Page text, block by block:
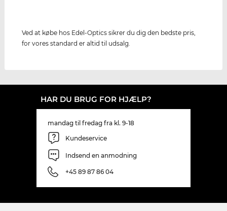
Ved at købe hos Edel-Optics sikrer du dig den bedste pris,
for vores standard er altid til udsalg.
HAR DU BRUG FOR HJÆLP?
mandag til fredag fra kl. 9-18
Kundeservice
Indsend en anmodning
+45 89 87 86 04